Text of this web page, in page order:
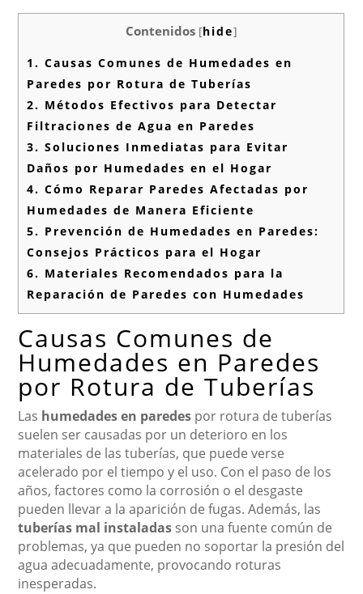
Contenidos [hide]
1. Causas Comunes de Humedades en
Paredes por Rotura de Tuberías
2. Métodos Efectivos para Detectar
Filtraciones de Agua en Paredes
3. Soluciones Inmediatas para Evitar
Daños por Humedades en el Hogar
4. Cómo Reparar Paredes Afectadas por
Humedades de Manera Eficiente
5. Prevención de Humedades en Paredes:
Consejos Prácticos para el Hogar
6. Materiales Recomendados para la
Reparación de Paredes con Humedades
Causas Comunes de
Humedades en Paredes
por Rotura de Tuberías
Las humedades en paredes por rotura de tuberías
suelen ser causadas por un deterioro en los
materiales de las tuberías, que puede verse
acelerado por el tiempo y el uso. Con el paso de los
años, factores como la corrosión o el desgaste
pueden llevar a la aparición de fugas. Además, las
tuberías mal instaladas son una fuente común de
problemas, ya que pueden no soportar la presión del
agua adecuadamente, provocando roturas
inesperadas.